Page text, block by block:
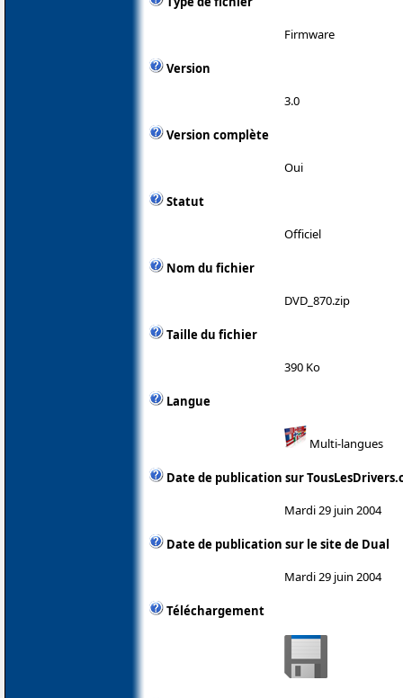
Firmware
Version
3.0
Version complète
Oui
Statut
Officiel
Nom du fichier
DVD_870.zip
Taille du fichier
390 Ko
Langue
Multi-langues
Date de publication sur
Mardi 29 juin 2004
Date de publication sur le site de Dual
Mardi 29 juin 2004
Téléchargement